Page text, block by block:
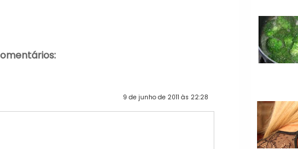
9 de junho de 2011 às 22:28